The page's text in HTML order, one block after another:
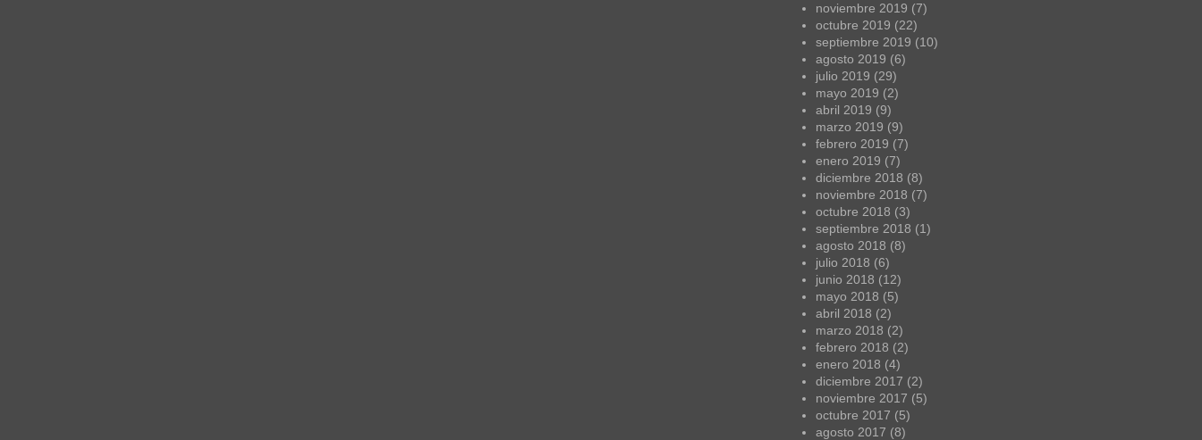
noviembre 2019 (7)
octubre 2019 (22)
septiembre 2019 (10)
agosto 2019 (6)
julio 2019 (29)
mayo 2019 (2)
abril 2019 (9)
marzo 2019 (9)
febrero 2019 (7)
enero 2019 (7)
diciembre 2018 (8)
noviembre 2018 (7)
octubre 2018 (3)
septiembre 2018 (1)
agosto 2018 (8)
julio 2018 (6)
junio 2018 (12)
mayo 2018 (5)
abril 2018 (2)
marzo 2018 (2)
febrero 2018 (2)
enero 2018 (4)
diciembre 2017 (2)
noviembre 2017 (5)
octubre 2017 (5)
agosto 2017 (8)